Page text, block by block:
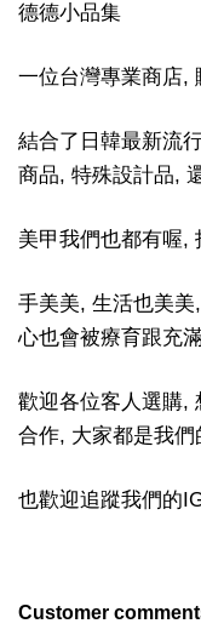
德德小品集
一位台灣專業商店,
結合了日韓最新流
商品, 特殊設計品,
美甲我們也都有喔,
手美美, 生活也美
心也會被療育跟充
歡迎各位客人選購,
合作, 大家都是我們
也歡迎追蹤我們的
Customer